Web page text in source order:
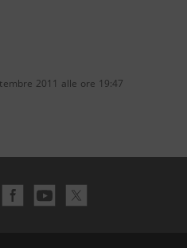
2011 alle ore 19:47